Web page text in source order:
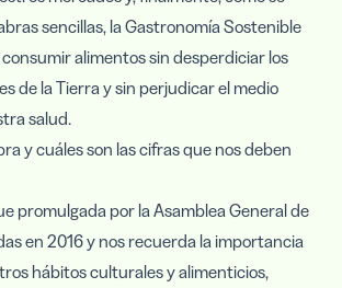
sencillas, la Gastronomía Sostenible
alimentos sin desperdiciar los
de la Tierra y sin perjudicar el medio
salud.
y cuáles son las cifras que nos deben
promulgada por la Asamblea General de
en 2016 y nos recuerda la importancia
hábitos culturales y alimenticios,